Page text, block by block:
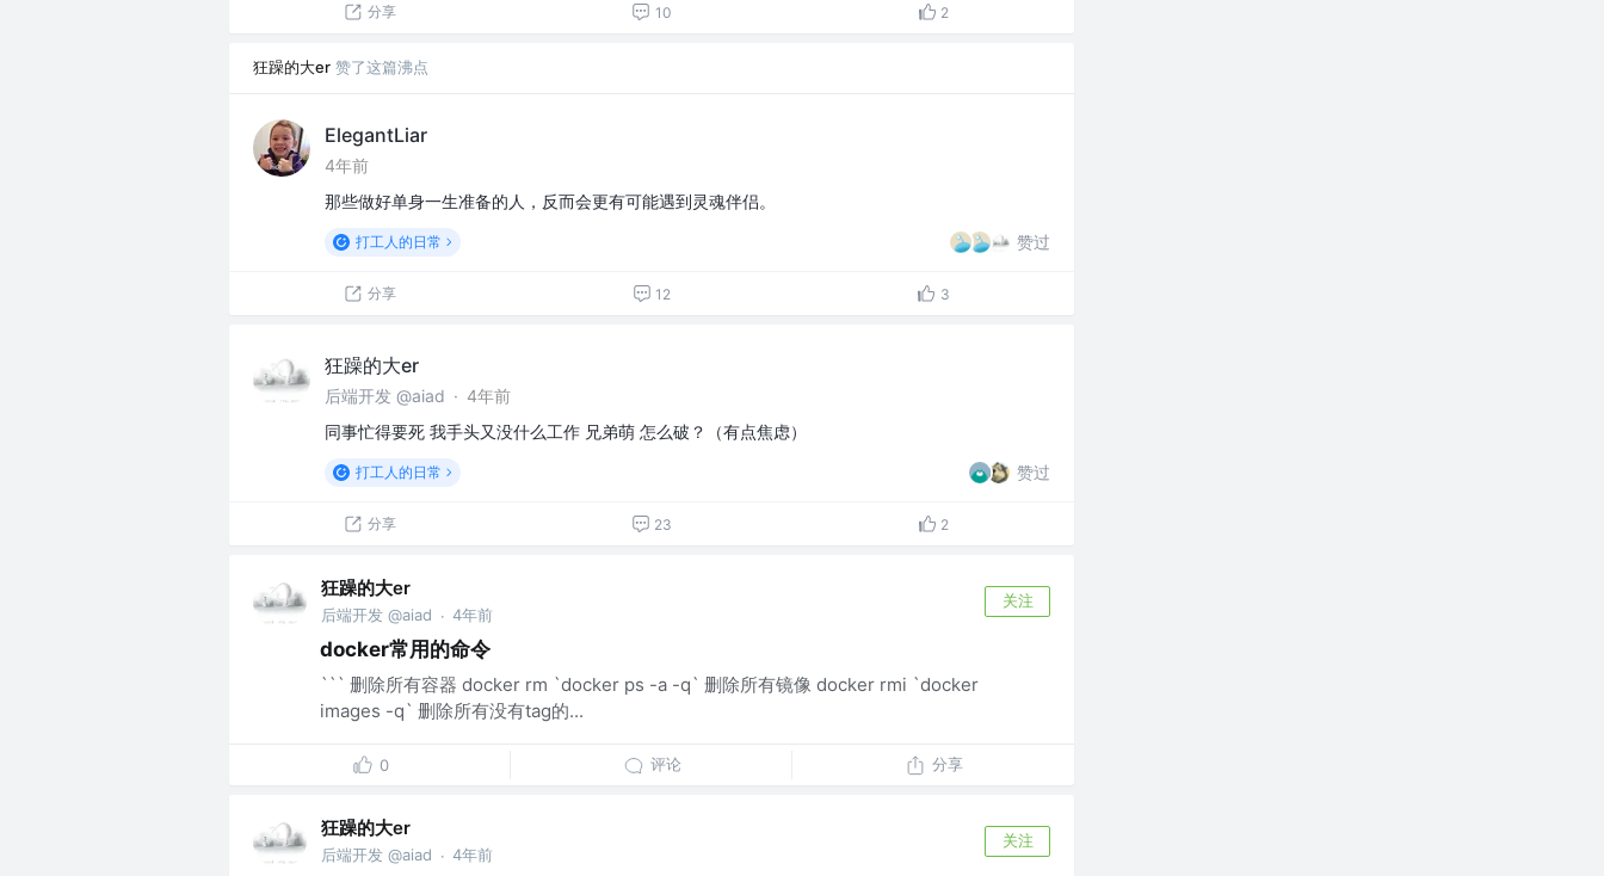
分享 10 2
狂躁的大er 赞了这篇沸点
ElegantLiar
4年前
那些做好单身一生准备的人，反而会更有可能遇到灵魂伴侣。
打工人的日常 赞过
分享 12 3
狂躁的大er
后端开发 @aiad · 4年前
同事忙得要死 我手头又没什么工作 兄弟萌 怎么破？（有点焦虑）
打工人的日常 赞过
分享 23 2
狂躁的大er
后端开发 @aiad · 4年前
关注
docker常用的命令
``` 删除所有容器 docker rm `docker ps -a -q` 删除所有镜像 docker rmi `docker
images -q` 删除所有没有tag的...
0 评论 分享
狂躁的大er
后端开发 @aiad · 4年前
关注